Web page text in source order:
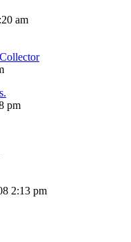
am
pm
2:13 pm